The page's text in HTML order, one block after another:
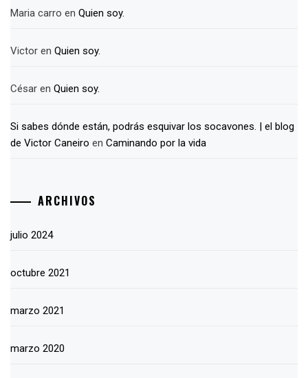
Maria carro en Quien soy.
Victor en Quien soy.
César en Quien soy.
Si sabes dónde están, podrás esquivar los socavones. | el blog
de Victor Caneiro en Caminando por la vida
ARCHIVOS
julio 2024
octubre 2021
marzo 2021
marzo 2020